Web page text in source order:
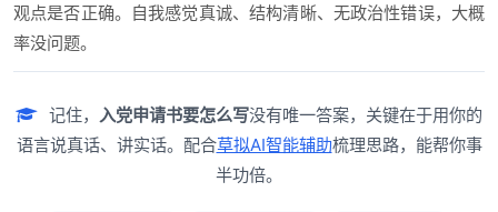
观点是否正确。自我感觉真诚、结构清晰、无政治性错误，大概
率没问题。
记住， 入党申请书要怎么写没有唯一答案，关键在于用你的
语言说真话、讲实话。配合草拟AI智能辅助梳理思路，能帮你事
半功倍。